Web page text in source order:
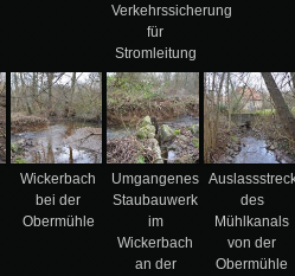
Verkehrssicherung
für
Stromleitung
Wickerbach
bei der
Obermühle
Umgangenes
Staubauwerk
im
Wickerbach
an der
des
Mühlkanals
von der
Obermühle